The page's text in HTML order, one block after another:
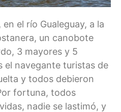
el río Gualeguay, a la
un canobote
3 mayores y 5
el navegante turistas de
y todos debieron
fortuna, todos
nadie se lastimó, y